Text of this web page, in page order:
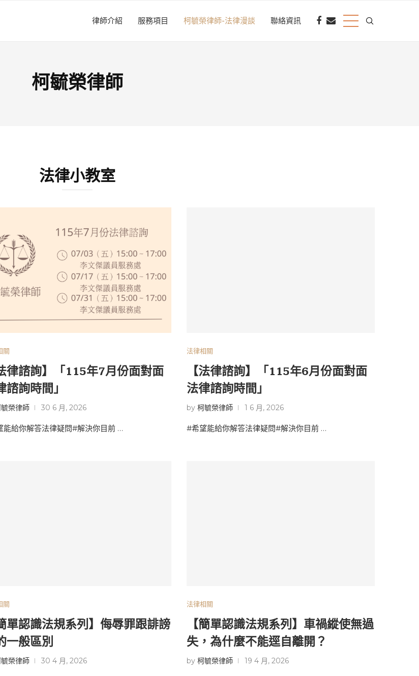
律師介紹 服務項目 柯毓榮律師-法律漫談 聯絡資訊
柯毓榮律師
法律小教室
關
律諮詢】「115年7月份面對面
諮詢時間」
榮律師 30 6 月, 2026
能給你解答法律疑問#解決你目前 …
法律相關
【法律諮詢】「115年6月份面對面
法律諮詢時間」
by柯毓榮律師 1 6 月, 2026
#希望能給你解答法律疑問#解決你目前 …
關
單認識法規系列】侮辱罪跟誹謗
一般區別
榮律師 30 4 月, 2026
法律相關
【簡單認識法規系列】車禍縱使無過
失，為什麼不能逕自離開？
by柯毓榮律師 19 4 月, 2026